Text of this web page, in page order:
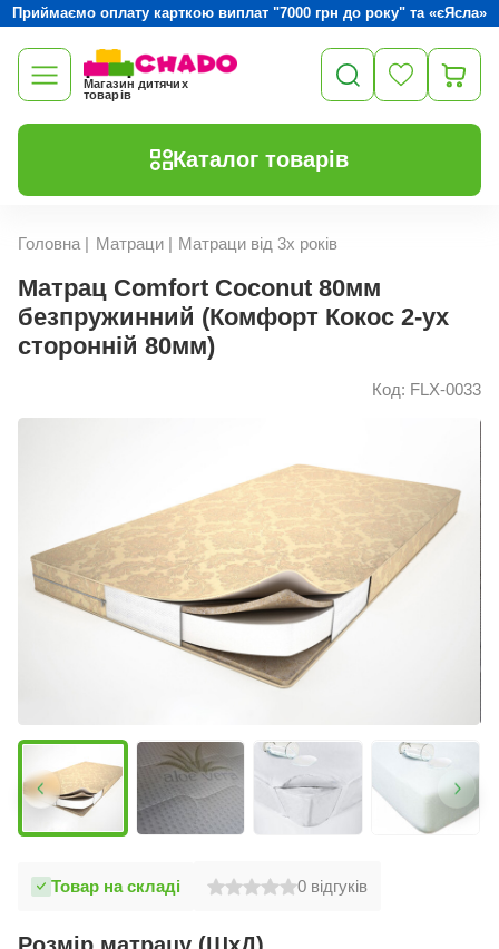
Приймаємо оплату карткою виплат "7000 грн до року" та «єЯсла»
Магазин дитячих
товарів
Каталог товарів
Головна | Матраци| Матраци від 3х років
Матрац Comfort Coconut 80мм
безпружинний (Комфорт Кокос 2-ух
сторонній 80мм)
Код: FLX-0033
Товар на складі 0 відгуків